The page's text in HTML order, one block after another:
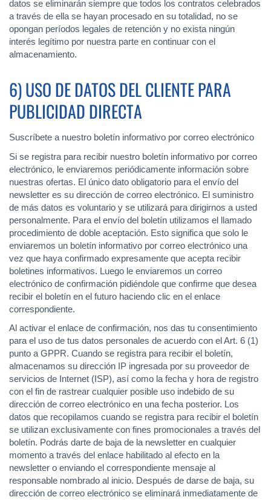
datos se eliminarán siempre que todos los contratos celebrados
a través de ella se hayan procesado en su totalidad, no se
opongan períodos legales de retención y no exista ningún
interés legítimo por nuestra parte en continuar con el
almacenamiento.
6) USO DE DATOS DEL CLIENTE PARA
PUBLICIDAD DIRECTA
Suscríbete a nuestro boletín informativo por correo electrónico
Si se registra para recibir nuestro boletín informativo por correo
electrónico, le enviaremos periódicamente información sobre
nuestras ofertas. El único dato obligatorio para el envío del
newsletter es su dirección de correo electrónico. El suministro
de más datos es voluntario y se utilizará para dirigirnos a usted
personalmente. Para el envío del boletín utilizamos el llamado
procedimiento de doble aceptación. Esto significa que solo le
enviaremos un boletín informativo por correo electrónico una
vez que haya confirmado expresamente que acepta recibir
boletines informativos. Luego le enviaremos un correo
electrónico de confirmación pidiéndole que confirme que desea
recibir el boletín en el futuro haciendo clic en el enlace
correspondiente.
Al activar el enlace de confirmación, nos das tu consentimiento
para el uso de tus datos personales de acuerdo con el Art. 6 (1)
punto a GPPR. Cuando se registra para recibir el boletín,
almacenamos su dirección IP ingresada por su proveedor de
servicios de Internet (ISP), así como la fecha y hora de registro
con el fin de rastrear cualquier posible uso indebido de su
dirección de correo electrónico en una fecha posterior. Los
datos que recopilamos cuando se registra para recibir el boletín
se utilizan exclusivamente con fines promocionales a través del
boletín. Podrás darte de baja de la newsletter en cualquier
momento a través del enlace habilitado al efecto en la
newsletter o enviando el correspondiente mensaje al
responsable nombrado al inicio. Después de darse de baja, su
dirección de correo electrónico se eliminará inmediatamente de